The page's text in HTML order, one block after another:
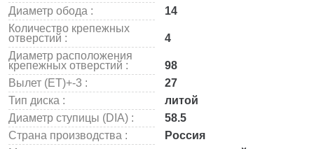
Диаметр обода :
14
Количество крепежных
отверстий :
4
Диаметр расположения
крепежных отверстий :
98
Вылет (ET)+-3 :
27
Тип диска :
литой
Диаметр ступицы (DIA) :
58.5
Страна производства :
Россия